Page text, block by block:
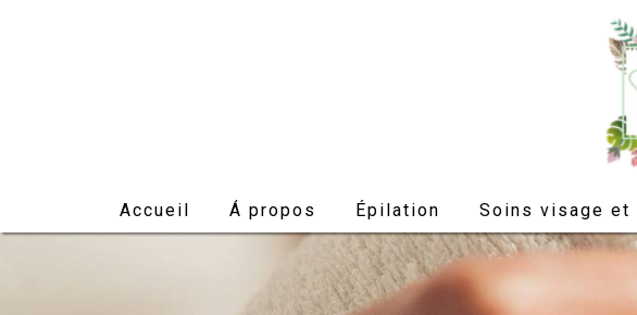
Accueil Á propos Épilation Soins visage et